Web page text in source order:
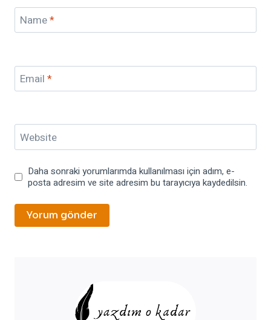
Name*
Email *
Website
Daha sonraki yorumlarımda kullanılması için adım, e-
posta adresim ve site adresim bu tarayıcıya kaydedilsin.